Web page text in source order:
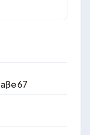
67